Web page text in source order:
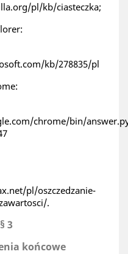
pl/kb/ciasteczka;
kb/278835/pl
chrome/bin/
pl/oszczedzanie-
.
§ 3
końcowe